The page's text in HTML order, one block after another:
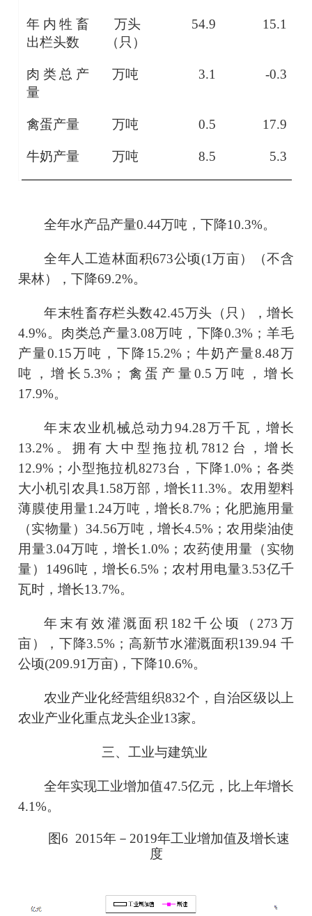
年内牲畜
出栏头数
万头
（只）
54.9 15.1
肉类总产
量
万吨 3.1 -0.3
禽蛋产量 万吨 0.5 17.9
牛奶产量 万吨 8.5 5.3
全年水产品产量0.44万吨，下降10.3%。
全年人工造林面积673公顷(1万亩）（不含
果林），下降69.2%。
年末牲畜存栏头数42.45万头（只），增长
4.9%。肉类总产量3.08万吨， 下降0.3%；羊毛
产量0.15万吨，下降15.2%；牛奶产量8.48万
吨，增长 5.3%；禽蛋产量0.5 万吨，增长
17.9%。
年末农业机械总动力94.28万千瓦，增长
13.2%。拥有大中型拖拉机 7812 台，增长
12.9%；小型拖拉机8273台， 下降1.0%；各类
大小机引农具1.58万部，增长11.3%。农用塑料
薄膜使用量1.24万吨，增长8.7%；化肥施用量
（实物量） 34.56万吨，增长4.5%；农用柴油使
用量3.04万吨，增长1.0%；农药使用量（实物
量） 1496吨，增长6.5%；农村用电量3.53亿千
瓦时，增长13.7%。
年末有效灌溉面积 182千公顷（ 273 万
亩），下降3.5%；高新节水灌溉面积139.94 千
公顷(209.91万亩)，下降10.6%。
农业产业化经营组织832个，自治区级以上
农业产业化重点龙头企业13家。
三、工业与建筑业
全年实现工业增加值47.5亿元，比上年增长
4.1%。
图6 201 5年－ 2019年工业增加值及增长速
度